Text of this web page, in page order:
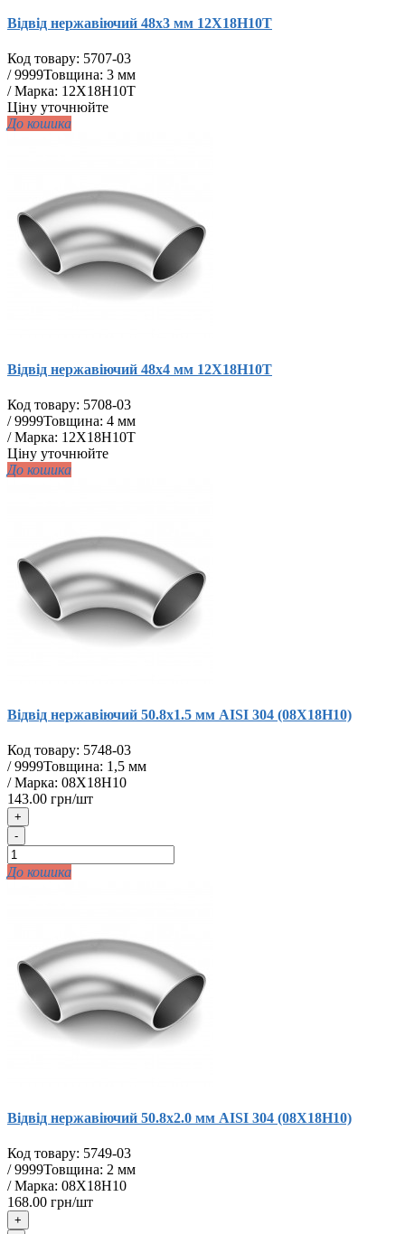
Відвід нержавіючий 48х3 мм 12Х18Н10Т
Код товару: 5707-03
/9999Товщина: 3 мм
/ Марка: 12Х18Н10Т
Ціну уточнюйте
До кошика
Відвід нержавіючий 48х4 мм 12Х18Н10Т
Код товару: 5708-03
/9999Товщина: 4 мм
/ Марка: 12Х18Н10Т
Ціну уточнюйте
До кошика
Відвід нержавіючий 50.8х1.5 мм AISI 304 (08Х18Н10)
Код товару: 5748-03
/9999Товщина: 1,5 мм
/ Марка: 08Х18Н10
143.00 грн/шт
+
-
До кошика
Відвід нержавіючий 50.8х2.0 мм AISI 304 (08Х18Н10)
Код товару: 5749-03
/9999Товщина: 2 мм
/ Марка: 08Х18Н10
168.00 грн/шт
+